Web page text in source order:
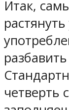
Итак,
четверть